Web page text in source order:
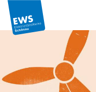
Direkt
zum
Inhalt
springen